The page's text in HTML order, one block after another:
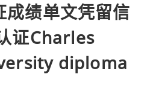
成绩单文凭留信
证Charles
diploma